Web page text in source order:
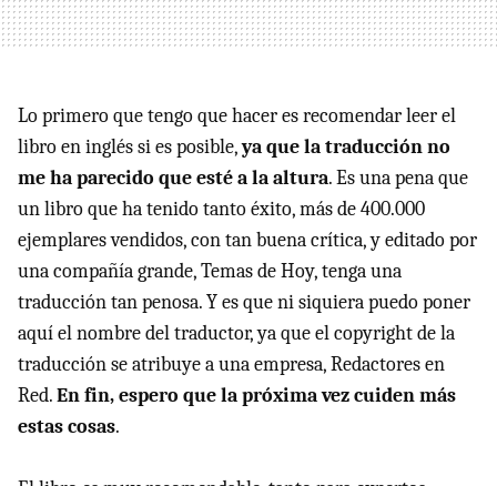
Lo primero que tengo que hacer es recomendar leer el
libro en inglés si es posible,ya que la traducción no
me ha parecido que esté a la altura. Es una pena que
un libro que ha tenido tanto éxito, más de 400.000
ejemplares vendidos, con tan buena crítica, y editado por
una compañía grande, Temas de Hoy, tenga una
traducción tan penosa. Y es que ni siquiera puedo poner
aquí el nombre del traductor, ya que el copyright de la
traducción se atribuye a una empresa, Redactores en
Red.En fin, espero que la próxima vez cuiden más
estas cosas.